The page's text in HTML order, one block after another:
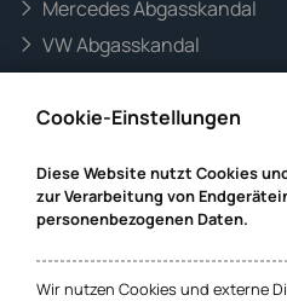
Mercedes Abgasskandal
VW Abgasskandal
Mandanteninformationen
Datenschutz
Impressum
Cookie-
Cookie-Einstellungen
Diese Website nutzt Cookies
zur Verarbeitung von
personenbezogenen Daten.
Wir nutzen Cookies und externe